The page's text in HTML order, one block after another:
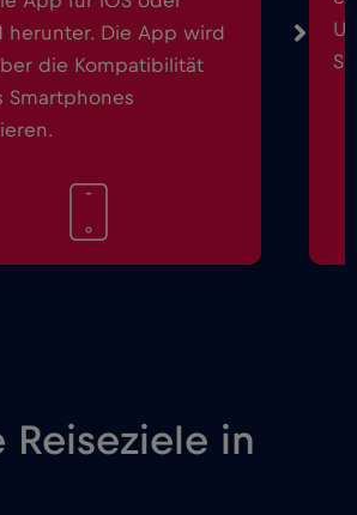
herunter. Die App wird
die Kompatibilität
Smartphones
Reiseziele in